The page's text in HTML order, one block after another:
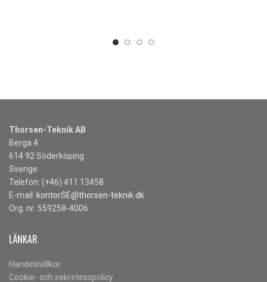
Thorsen-Teknik AB
Berga 4
614 92 Söderköping
Sverige
Telefon: (+46) 411 13458
E-mail: kontorSE@thorsen-teknik.dk
Org. nr: 559258-4006
LÄNKAR
Handelsvillkor
Cookie- och sekretesspolicy